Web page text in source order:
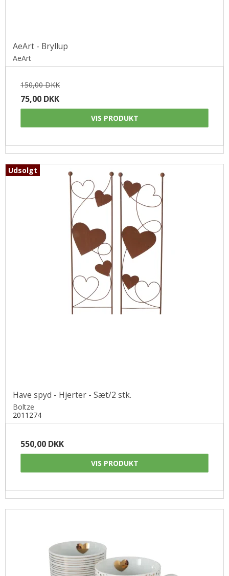
AeArt - Bryllup
AeArt
150,00 DKK
75,00 DKK
VIS PRODUKT
Udsolgt
Have spyd - Hjerter - Sæt/2 stk.
Boltze
2011274
550,00 DKK
VIS PRODUKT